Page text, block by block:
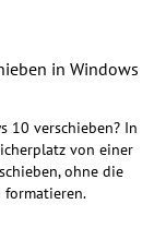
in Windows
10 verschieben? In
von einer
ohne die
formatieren.